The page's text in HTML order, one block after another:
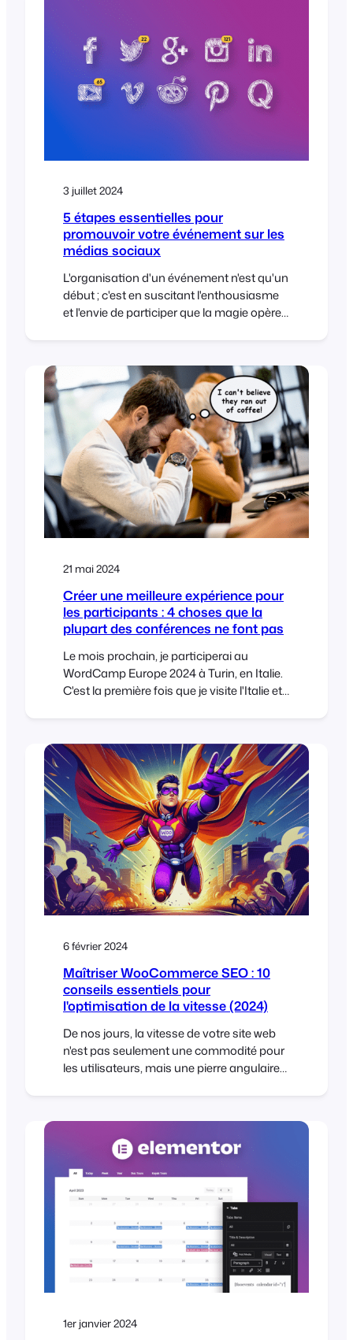
seamless transactions. When it comes to
selling tickets for your events, the ability to
accept…
3 juillet 2024
5 étapes essentielles pour
promouvoir votre événement sur les
médias sociaux
L'organisation d'un événement n'est qu'un
début ; c'est en suscitant l'enthousiasme
et l'envie de participer que la magie opère.
créant un buzz et en suscitant
l'impatience. Voici un guide étape par
étape pour vous aider à créer un
engouement pour votre prochain
événement sur les médias sociaux.
21 mai 2024
Créer une meilleure expérience pour
les participants : 4 choses que la
plupart des conférences ne font pas
Le mois prochain, je participerai au
WordCamp Europe 2024 à Turin, en Italie.
C'est la première fois que je visite l'Italie et
d'autres personnes de cette merveilleuse
communauté WordPress et
WooCommerce. Bien que le WCEU soit un
événement exceptionnellement bien
organisé, il m'a [...]
6 février 2024
Maîtriser WooCommerce SEO : 10
conseils essentiels pour
l'optimisation de la vitesse (2024)
De nos jours, la vitesse de votre site web
n'est pas seulement une commodité pour
les utilisateurs, mais une pierre angulaire
l'optimisation du taux de conversion
(CRO). Le référencement WooCommerce
est un aspect particulièrement important
de l'exploitation d'un site d'e-commerce,
car plus de trafic se traduit généralement
par plus de ventes. Selon une étude de
Pingdom, [...]
1er janvier 2024